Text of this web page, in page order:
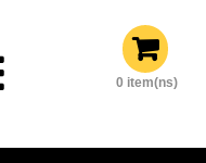
0 item(ns)